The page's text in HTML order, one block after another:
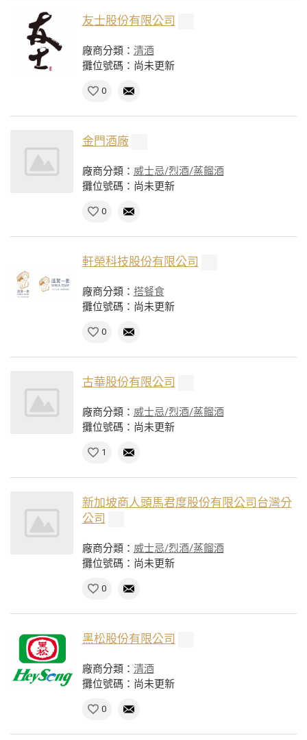
友士股份有限公司
廠商分類： 清酒
攤位號碼：尚未更新
0
金門酒廠
廠商分類： 威士忌/烈酒/蒸餾酒
攤位號碼：尚未更新
0
軒榮科技股份有限公司
廠商分類： 搭餐食
攤位號碼：尚未更新
0
古華股份有限公司
廠商分類： 威士忌/烈酒/蒸餾酒
攤位號碼：尚未更新
1
新加坡商人頭馬君度股份有限公司台灣分
公司
廠商分類： 威士忌/烈酒/蒸餾酒
攤位號碼：尚未更新
0
黑松股份有限公司
廠商分類： 清酒
攤位號碼：尚未更新
0